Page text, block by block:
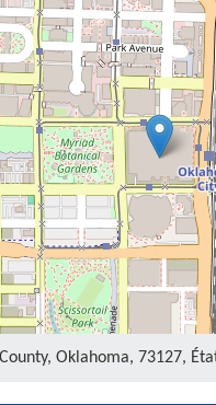
Oklahoma, 73127,